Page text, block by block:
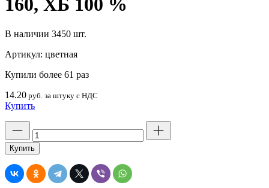
160, ХБ 100 %
В наличии 3450 шт.
Артикул: цветная
Купили более 61 раз
14.20 руб. за штуку с НДС
Купить
товара
Салфетка
техническая
ГОСТ,
бесшовная,
Купить